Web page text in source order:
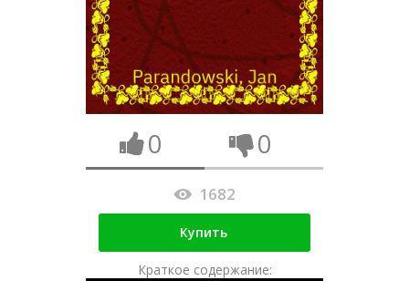
0 0
1682
Купить
Краткое содержание: